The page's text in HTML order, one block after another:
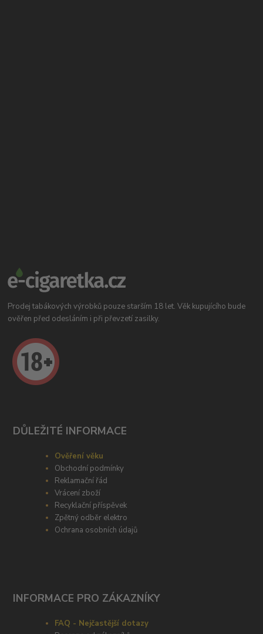
Prodej tabákových výrobků pouze starším 18 let. Věk kupujícího bude
ověřen před odesláním i při převzetí zasilky.
DŮLEŽITÉ INFORMACE
Ověření věku
Obchodní podmínky
Reklamační řád
Vrácení zboží
Recyklační příspěvek
Zpětný odběr elektro
Ochrana osobních údajů
INFORMACE PRO ZÁKAZNÍKY
FAQ - Nejčastější dotazy